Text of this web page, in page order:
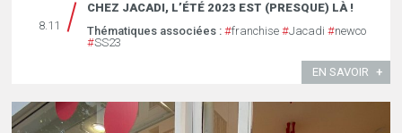
8.11
CHEZ JACADI, L’ÉTÉ 2023 EST (PRESQUE) LÀ !
Thématiques associées : #franchise #Jacadi #newco
#SS23
EN SAVOIR